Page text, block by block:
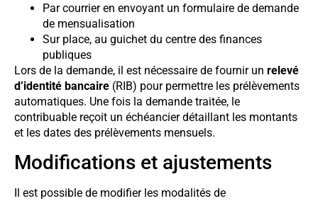
Par courrier en envoyant un formulaire de demande
de mensualisation
Sur place, au guichet du centre des finances
publiques
Lors de la demande, il est nécessaire de fournir un relevé
d’identité bancaire (RIB) pour permettre les prélèvements
automatiques. Une fois la demande traitée, le
contribuable reçoit un échéancier détaillant les montants
et les dates des prélèvements mensuels.
Modifications et ajustements
Il est possible de modifier les modalités de